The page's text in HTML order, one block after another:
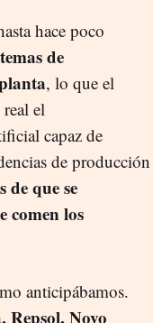
hace poco
de
, lo que el
el
capaz de
de producción
de que se
comen los
anticipábamos.
Repsol, Novo